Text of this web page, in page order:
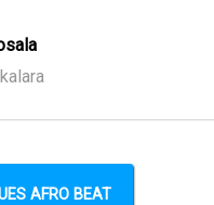
AFRO BEAT